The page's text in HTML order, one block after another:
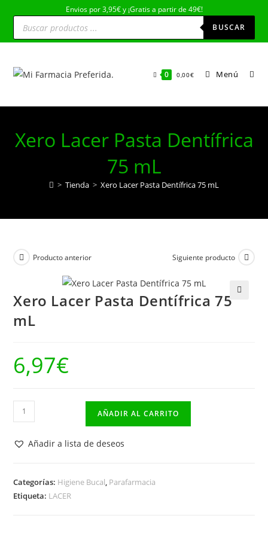
contenido
Envios por 3,95€ y ¡Gratis a partir de 49€!
Búsqueda
productos BUSCAR
0 0,00€ Menú
Xero Lacer Pasta Dentífrica
75 mL
> Tienda > Xero Lacer Pasta Dentífrica 75 mL
Producto anterior Siguiente producto
Xero Lacer Pasta Dentífrica 75
mL
6,97€
Xero
Lacer
mL
cantidad
AÑADIR AL CARRITO
Añadir a lista de deseos
Categorías: Higiene Bucal, Parafarmacia
Etiqueta: LACER